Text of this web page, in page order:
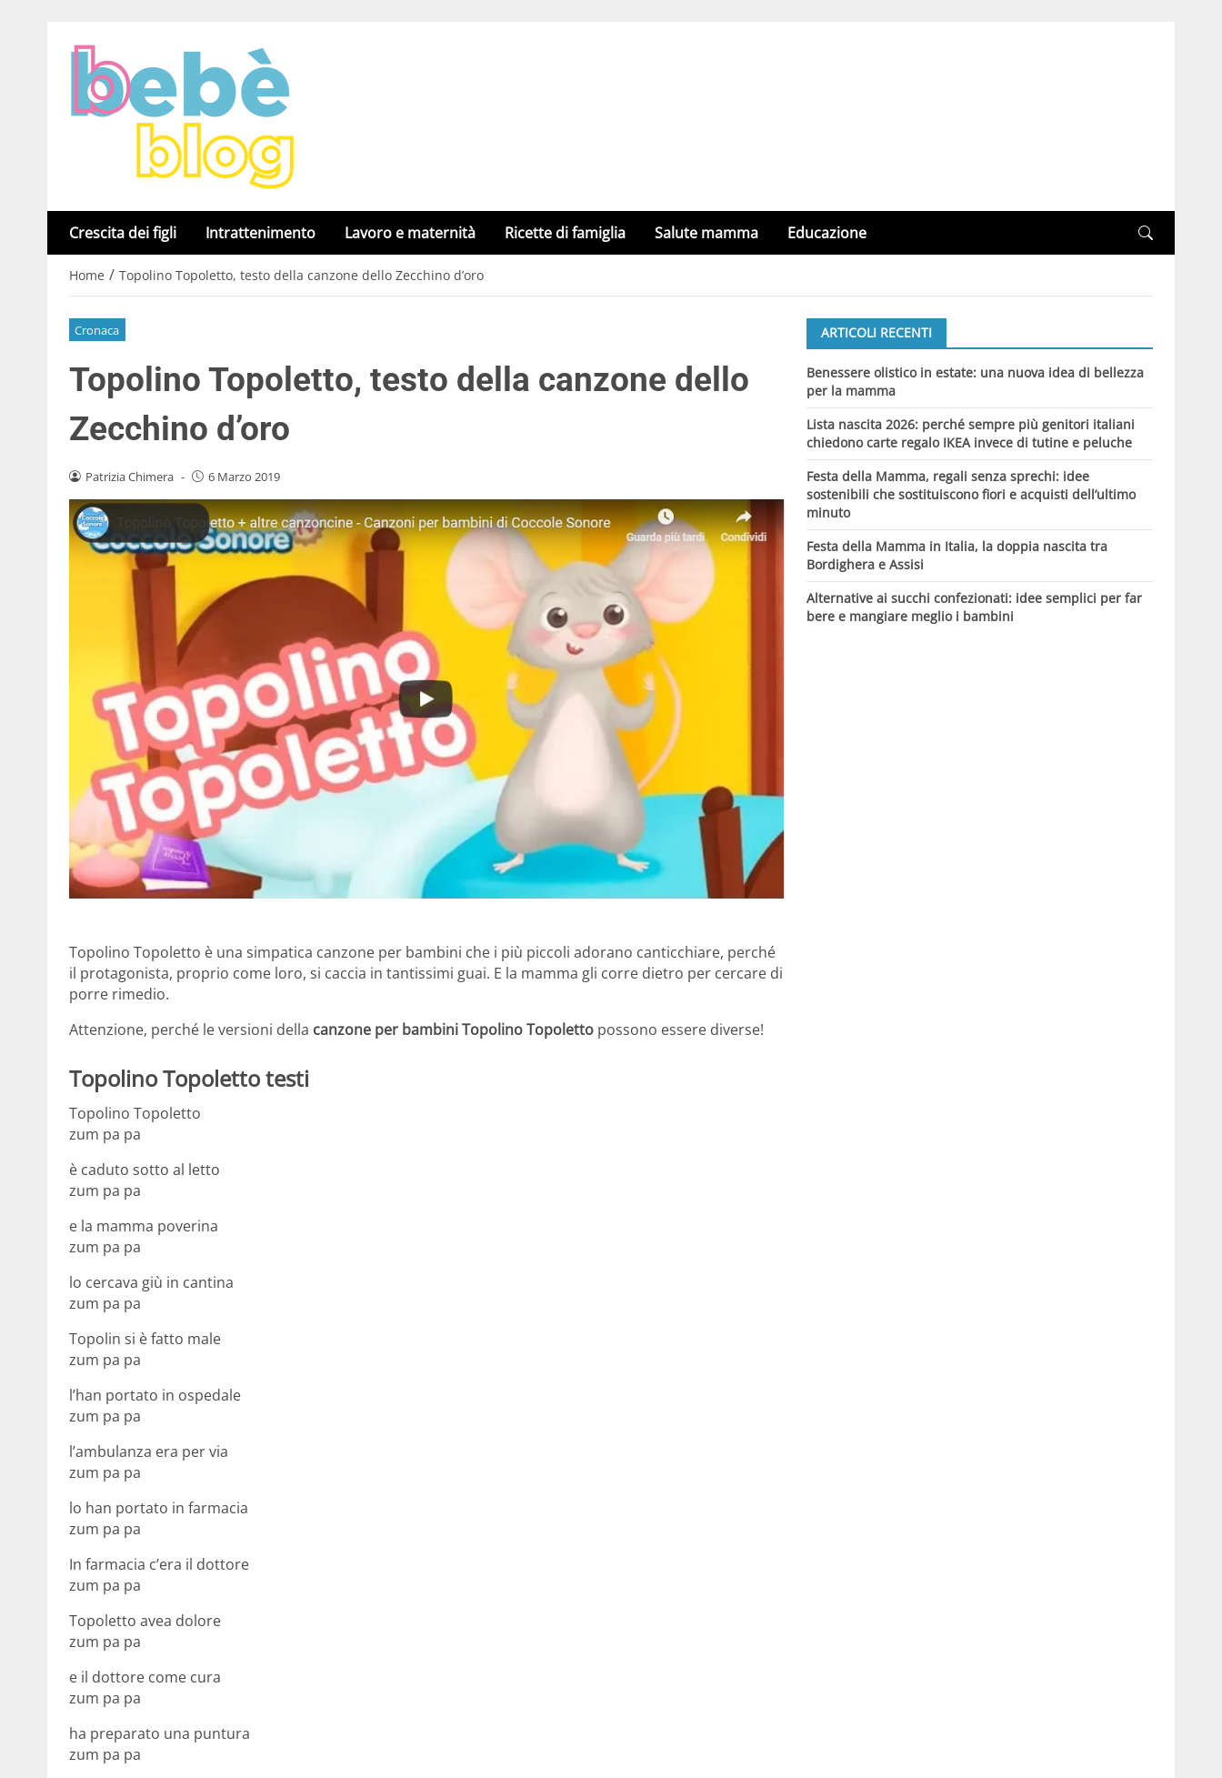
Crescita dei figli Intrattenimento Lavoro e maternità Ricette di famiglia Salute mamma Educazione
Home / Topolino Topoletto, testo della canzone dello Zecchino d’oro
Cronaca
Topolino Topoletto, testo della canzone dello
Zecchino d’oro
Patrizia Chimera - 6 Marzo 2019
Topolino Topoletto è una simpatica canzone per bambini che i più piccoli adorano canticchiare, perché
il protagonista, proprio come loro, si caccia in tantissimi guai. E la mamma gli corre dietro per cercare di
porre rimedio.
Attenzione, perché le versioni della canzone per bambini Topolino Topoletto possono essere diverse!
Topolino Topoletto testi
Topolino Topoletto
zum pa pa
è caduto sotto al letto
zum pa pa
e la mamma poverina
zum pa pa
lo cercava giù in cantina
zum pa pa
Topolin si è fatto male
zum pa pa
l’han portato in ospedale
zum pa pa
l’ambulanza era per via
zum pa pa
lo han portato in farmacia
zum pa pa
In farmacia c’era il dottore
zum pa pa
Topoletto avea dolore
zum pa pa
e il dottore come cura
zum pa pa
ha preparato una puntura
zum pa pa
ARTICOLI RECENTI
Benessere olistico in estate: una nuova idea di bellezza
per la mamma
Lista nascita 2026: perché sempre più genitori italiani
chiedono carte regalo IKEA invece di tutine e peluche
Festa della Mamma, regali senza sprechi: idee
sostenibili che sostituiscono fiori e acquisti dell’ultimo
minuto
Festa della Mamma in Italia, la doppia nascita tra
Bordighera e Assisi
Alternative ai succhi confezionati: idee semplici per far
bere e mangiare meglio i bambini